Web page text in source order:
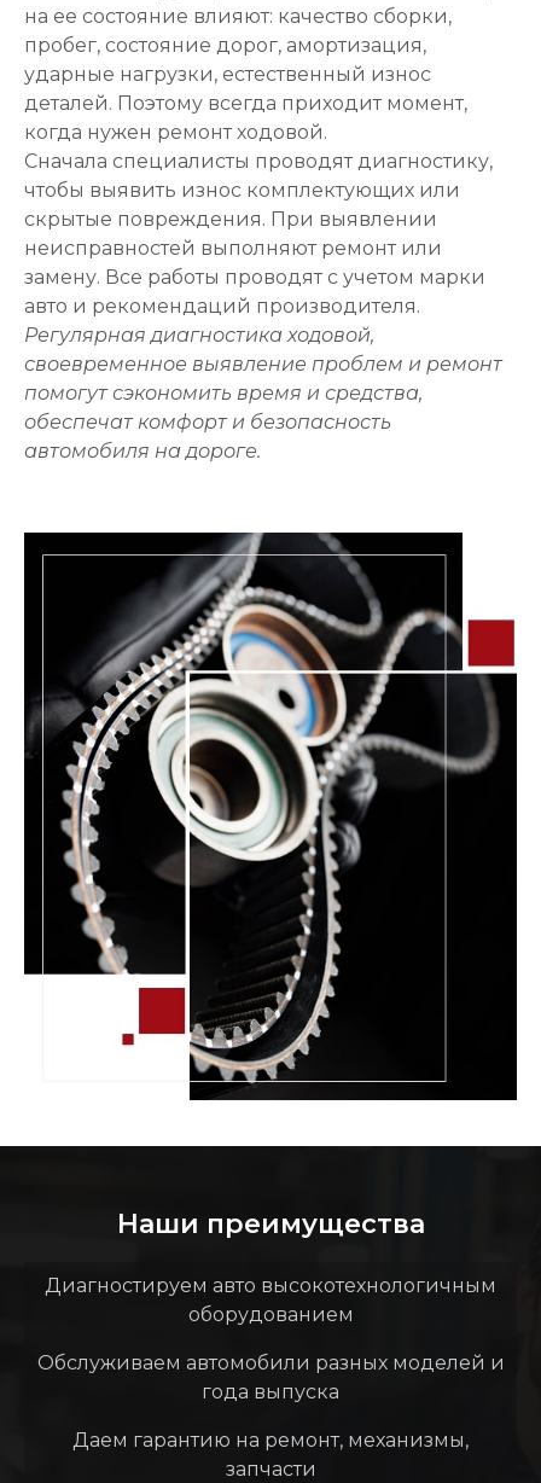
на ее состояние влияют: качество сборки,
пробег, состояние дорог, амортизация,
ударные нагрузки, естественный износ
деталей. Поэтому всегда приходит момент,
когда нужен ремонт ходовой.
Сначала специалисты проводят диагностику,
чтобы выявить износ комплектующих или
скрытые повреждения. При выявлении
неисправностей выполняют ремонт или
замену. Все работы проводят с учетом марки
авто и рекомендаций производителя.
Регулярная диагностика ходовой,
своевременное выявление проблем и ремонт
помогут сэкономить время и средства,
обеспечат комфорт и безопасность
автомобиля на дороге.
Наши преимущества
Диагностируем авто высокотехнологичным
оборудованием
Обслуживаем автомобили разных моделей и
года выпуска
Даем гарантию на ремонт, механизмы,
запчасти